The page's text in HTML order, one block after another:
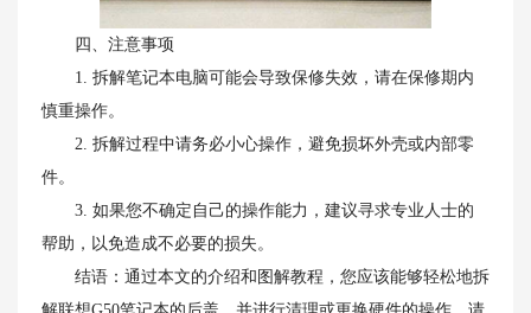
四、注意事项
1. 拆解笔记本电脑可能会导致保修失效，请在保修期内
慎重操作。
2. 拆解过程中请务必小心操作，避免损坏外壳或内部零
件。
3. 如果您不确定自己的操作能力，建议寻求专业人士的
帮助，以免造成不必要的损失。
结语：通过本文的介绍和图解教程，您应该能够轻松地拆